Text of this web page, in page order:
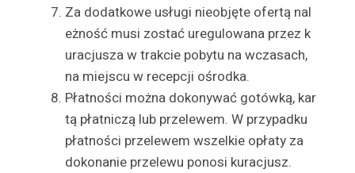
Za dodatkowe usługi nieobjęte ofertą nal
eżność musi zostać uregulowana przez k
uracjusza w trakcie pobytu na wczasach,
na miejscu w recepcji ośrodka.
Płatności można dokonywać gotówką, kar
tą płatniczą lub przelewem. W przypadku
płatności przelewem wszelkie opłaty za
dokonanie przelewu ponosi kuracjusz.